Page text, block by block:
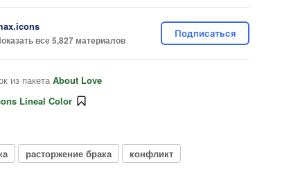
все 5,827 материалов
Подписаться
из пакета About Love
Lineal Color
расторжение брака конфликт